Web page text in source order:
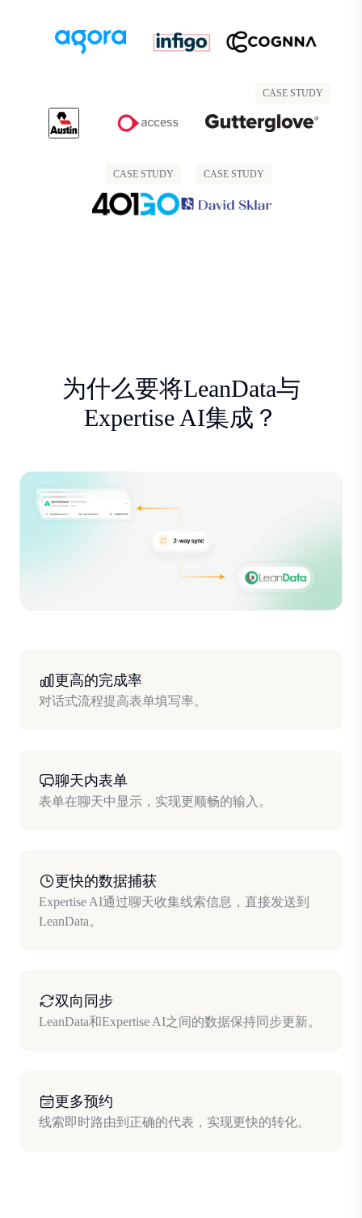
CASE STUDY
CASE STUDY CASE STUDY
为什么要将LeanData与
Expertise AI集成？
更高的完成率
对话式流程提高表单填写率。
聊天内表单
表单在聊天中显示，实现更顺畅的输入。
更快的数据捕获
Expertise AI通过聊天收集线索信息，直接发送到
LeanData。
双向同步
LeanData和Expertise AI之间的数据保持同步更新。
更多预约
线索即时路由到正确的代表，实现更快的转化。